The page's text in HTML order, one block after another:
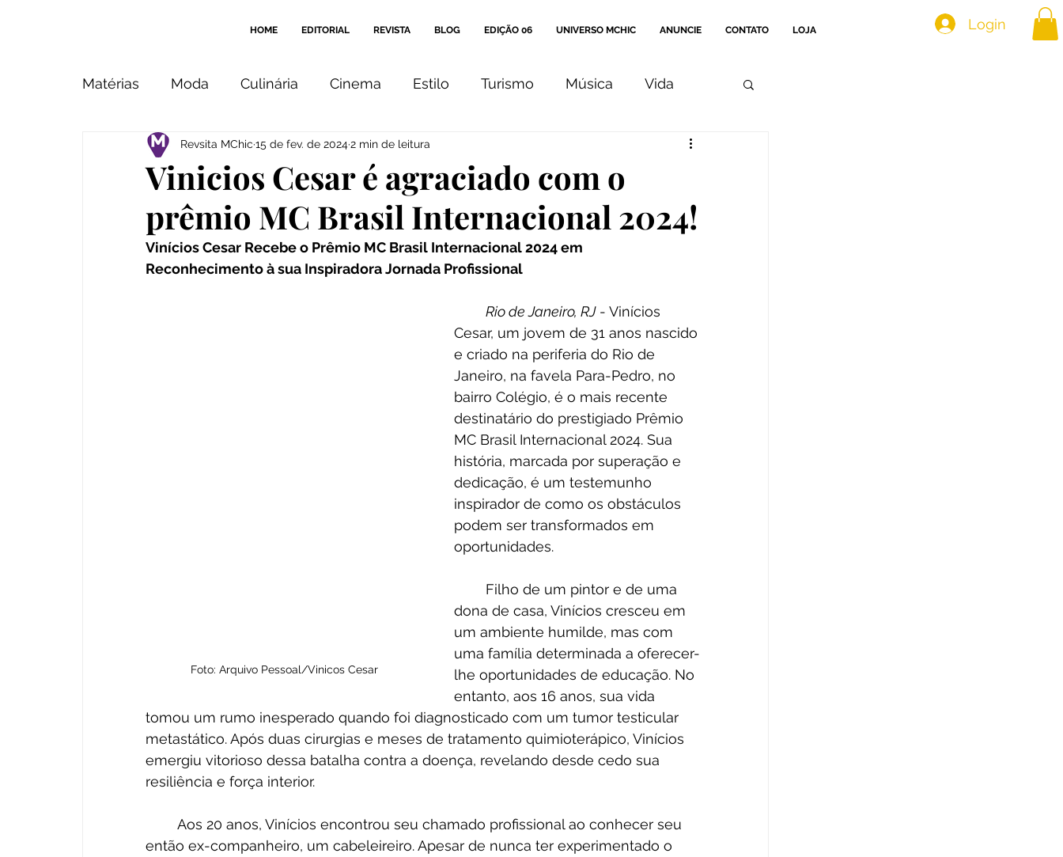
HOME EDITORIAL REVISTA BLOG EDIÇÃO 06 UNIVERSO MCHIC ANUNCIE CONTATO LOJA Login
Matérias Moda Culinária Cinema Estilo Turismo Música Vida
Imagem Beleza Design Arte Cultura Editorial
Cantos & Recantos Indicação Coluna Ensaio
Vinicios Cesar é agraciado com o
prêmio MC Brasil Internacional 2024!
Revsita MChic 15 de fev. de 20242 min de leitura
Vinícios Cesar Recebe o Prêmio MC Brasil Internacional 2024 em
Reconhecimento à sua Inspiradora Jornada Profissional
Foto: Arquivo Pessoal/Vinicos Cesar
Rio de Janeiro, RJ - Vinícios
Cesar, um jovem de 31 anos nascido
e criado na periferia do Rio de
Janeiro, na favela Para-Pedro, no
bairro Colégio, é o mais recente
destinatário do prestigiado Prêmio
MC Brasil Internacional 2024. Sua
história, marcada por superação e
dedicação, é um testemunho
inspirador de como os obstáculos
podem ser transformados em
oportunidades.
dona de casa, Vinícios cresceu em
um ambiente humilde, mas com
uma família determinada a oferecer-
lhe oportunidades de educação. No
entanto, aos 16 anos, sua vida
tomou um rumo inesperado quando foi diagnosticado com um tumor testicular
metastático. Após duas cirurgias e meses de tratamento quimioterápico, Vinícios
emergiu vitorioso dessa batalha contra a doença, revelando desde cedo sua
resiliência e força interior.
então ex-companheiro, um cabeleireiro. Apesar de nunca ter experimentado o